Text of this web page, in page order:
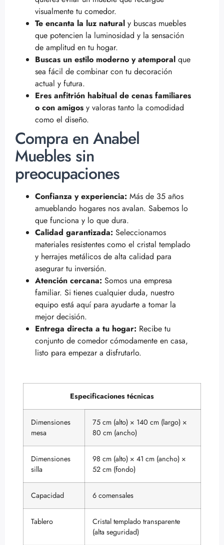
visualmente tu comedor.
Te encanta la luz natural y buscas muebles
que potencien la luminosidad y la sensación
de amplitud en tu hogar.
Buscas un estilo moderno y atemporal que
sea fácil de combinar con tu decoración
actual y futura.
Eres anfitrión habitual de cenas familiares
o con amigos y valoras tanto la comodidad
como el diseño.
Compra en Anabel
Muebles sin
preocupaciones
Confianza y experiencia: Más de 35 años
amueblando hogares nos avalan. Sabemos lo
que funciona y lo que dura.
Calidad garantizada: Seleccionamos
materiales resistentes como el cristal templado
y herrajes metálicos de alta calidad para
asegurar tu inversión.
Atención cercana: Somos una empresa
familiar. Si tienes cualquier duda, nuestro
equipo está aquí para ayudarte a tomar la
mejor decisión.
Entrega directa a tu hogar: Recibe tu
conjunto de comedor cómodamente en casa,
listo para empezar a disfrutarlo.
Especificaciones técnicas
Dimensiones
mesa
75 cm (alto) × 140 cm (largo) ×
80 cm (ancho)
Dimensiones
silla
98 cm (alto) × 41 cm (ancho) ×
52 cm (fondo)
Capacidad 6 comensales
Tablero
Cristal templado transparente
(alta seguridad)